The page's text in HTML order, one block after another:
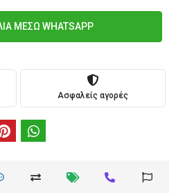
ΜΕΣΩ WHATSAPP
Ασφαλείς αγορές